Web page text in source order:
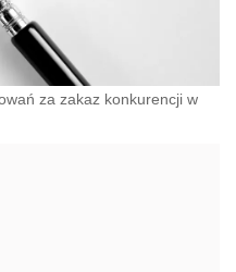
za zakaz konkurencji w